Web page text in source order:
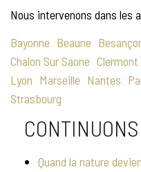
Nous intervenons dans les
Bayonne Beaune
Chalon Sur Saone Clermont
Lyon Marseille Nantes
Strasbourg
Quand la nature